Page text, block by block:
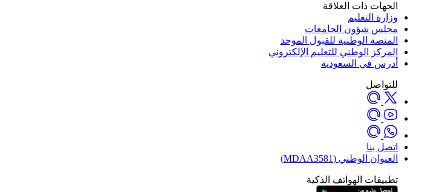
الجهات ذات العلاقة
وزارة التعليم
مجلس شؤون الجامعات
المنصة الوطنية للقبول الموحد
المركز الوطني للتعليم الإلكتروني
أدرس في السعودية
للتواصل
اتصل بنا
العنوان الوطني (MDAA3581)
تطبيقات الهواتف الذكية